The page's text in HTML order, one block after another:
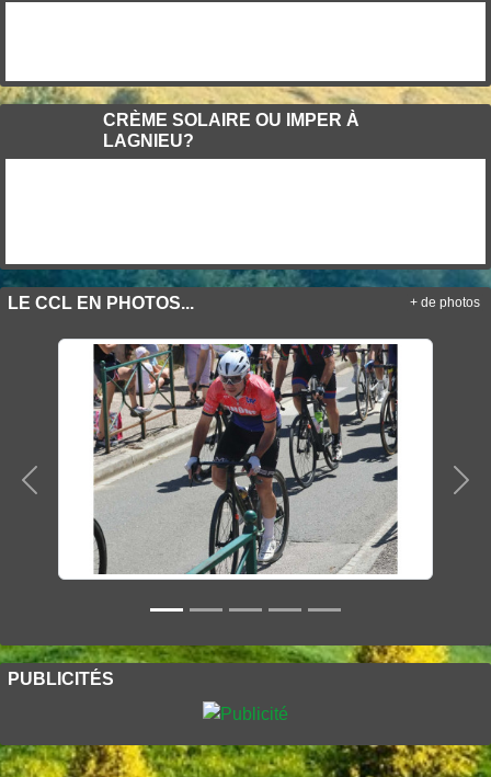
CRÈME SOLAIRE OU IMPER À
LAGNIEU?
LE CCL EN PHOTOS...
Précedent
+ de photos
PUBLICITÉS